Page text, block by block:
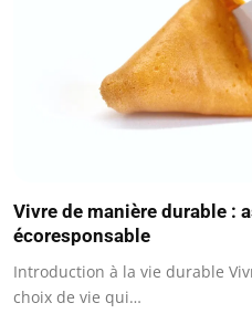
Vivre de manière durable :
écoresponsable
Introduction à la vie durable
choix de vie qui…